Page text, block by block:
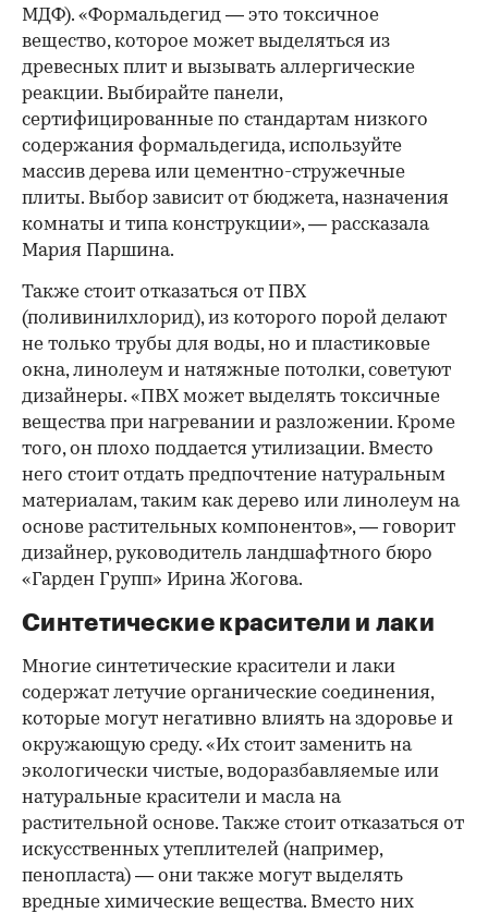
МДФ). «Формальдегид — это токсичное
вещество, которое может выделяться из
древесных плит и вызывать аллергические
реакции. Выбирайте панели,
сертифицированные по стандартам низкого
содержания формальдегида, используйте
массив дерева или цементно-стружечные
плиты. Выбор зависит от бюджета, назначения
комнаты и типа конструкции», — рассказала
Мария Паршина.
Также стоит отказаться от ПВХ
(поливинилхлорид), из которого порой делают
не только трубы для воды, но и пластиковые
окна, линолеум и натяжные потолки, советуют
дизайнеры. «ПВХ может выделять токсичные
вещества при нагревании и разложении. Кроме
того, он плохо поддается утилизации. Вместо
него стоит отдать предпочтение натуральным
материалам, таким как дерево или линолеум на
основе растительных компонентов», — говорит
дизайнер, руководитель ландшафтного бюро
«Гарден Групп» Ирина Жогова.
Синтетические красители и лаки
Многие синтетические красители и лаки
содержат летучие органические соединения,
которые могут негативно влиять на здоровье и
окружающую среду. «Их стоит заменить на
экологически чистые, водоразбавляемые или
натуральные красители и масла на
растительной основе. Также стоит отказаться от
искусственных утеплителей (например,
пенопласта) — они также могут выделять
вредные химические вещества. Вместо них